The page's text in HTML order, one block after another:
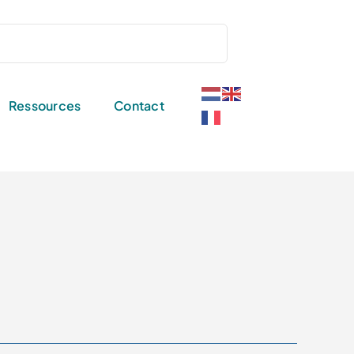
Ressources Contact